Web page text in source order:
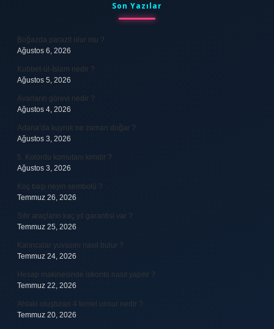
Son Yazılar
Boğazda parazit olur mu ?
Ağustos 6, 2026
Kubbet-ül-İslam nedir ?
Ağustos 5, 2026
Avarların görevi nedir ?
Ağustos 4, 2026
Adana’da kuyruk ne zaman doğar ?
Ağustos 3, 2026
5. Kolordu komutanı kimdir ?
Ağustos 3, 2026
Koç başı neyin sembolü ?
Temmuz 26, 2026
Sıfır araçların kaç yıl garantisi var ?
Temmuz 25, 2026
Karıncalar yuvasını nasıl bulur ?
Temmuz 24, 2026
Hesap makinesinde iskonto nasıl yapılır ?
Temmuz 22, 2026
Ahlaki oluşturan 4 temel unsur nedir ?
Temmuz 20, 2026